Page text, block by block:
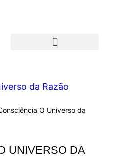
O Universo da
UNIVERSO DA